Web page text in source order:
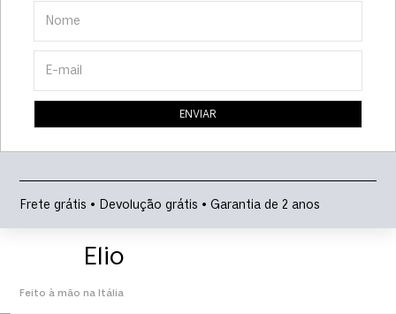
ENVIAR
Frete grátis • Devolução grátis • Garantia de 2 anos
Elio
Feito à mão na Itália